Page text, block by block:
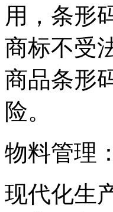
用，条形
商标不受
商品条形
险。
物料管理：
现代化生